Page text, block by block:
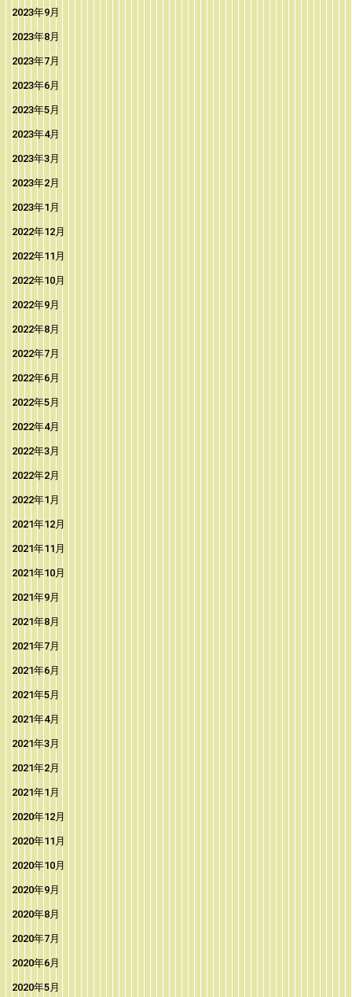
2023年9月
2023年8月
2023年7月
2023年6月
2023年5月
2023年4月
2023年3月
2023年2月
2023年1月
2022年12月
2022年11月
2022年10月
2022年9月
2022年8月
2022年7月
2022年6月
2022年5月
2022年4月
2022年3月
2022年2月
2022年1月
2021年12月
2021年11月
2021年10月
2021年9月
2021年8月
2021年7月
2021年6月
2021年5月
2021年4月
2021年3月
2021年2月
2021年1月
2020年12月
2020年11月
2020年10月
2020年9月
2020年8月
2020年7月
2020年6月
2020年5月